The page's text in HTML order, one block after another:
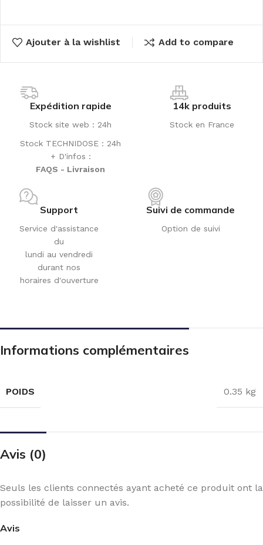
Ajouter à la wishlist Add to compare
Expédition rapide
Stock site web : 24h
Stock TECHNIDOSE : 24h
+ D'infos :
FAQS - Livraison
14k produits
Stock en France
Support
Service d'assistance
du
lundi au vendredi
durant nos
horaires d'ouverture
Suivi de commande
Option de suivi
Informations complémentaires
POIDS 0.35 kg
Avis (0)
Avis
Seuls les clients connectés ayant acheté ce produit ont la
possibilité de laisser un avis.